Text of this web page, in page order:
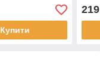
Купити
219